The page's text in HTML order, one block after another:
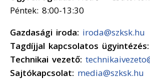
Péntek: 8:00-13:30
Gazdasági iroda: iroda@szksk.hu
Tagdíjjal kapcsolatos ügyintézés:
Technikai vezető:
Sajtókapcsolat: media@szksk.hu